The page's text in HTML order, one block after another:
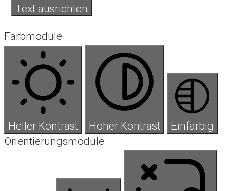
Text ausrichten
Farbmodule
Heller Kontrast Hoher Kontrast
Einfarbig
Orientierungsmodule